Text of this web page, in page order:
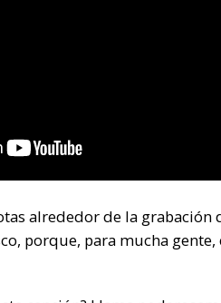
alrededor de la grabación
porque, para mucha gente,